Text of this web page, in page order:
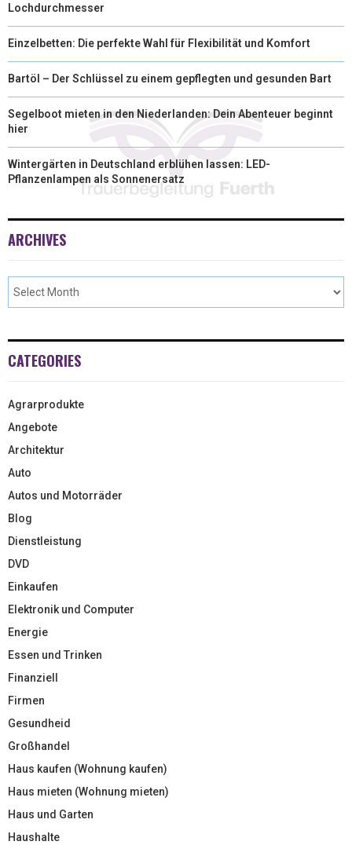
Lochdurchmesser
Einzelbetten: Die perfekte Wahl für Flexibilität und Komfort
Bartöl – Der Schlüssel zu einem gepflegten und gesunden Bart
Segelboot mieten in den Niederlanden: Dein Abenteuer beginnt
hier
Wintergärten in Deutschland erblühen lassen: LED-
Pflanzenlampen als Sonnenersatz
ARCHIVES
CATEGORIES
Agrarprodukte
Angebote
Architektur
Auto
Autos und Motorräder
Blog
Dienstleistung
DVD
Einkaufen
Elektronik und Computer
Energie
Essen und Trinken
Finanziell
Firmen
Gesundheid
Großhandel
Haus kaufen (Wohnung kaufen)
Haus mieten (Wohnung mieten)
Haus und Garten
Haushalte